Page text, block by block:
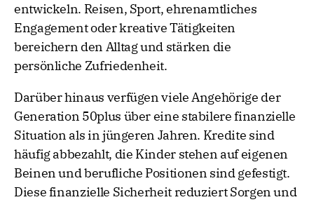
entwickeln. Reisen, Sport, ehrenamtliches
Engagement oder kreative Tätigkeiten
bereichern den Alltag und stärken die
persönliche Zufriedenheit.
Darüber hinaus verfügen viele Angehörige der
Generation 50plus über eine stabilere finanzielle
Situation als in jüngeren Jahren. Kredite sind
häufig abbezahlt, die Kinder stehen auf eigenen
Beinen und berufliche Positionen sind gefestigt.
Diese finanzielle Sicherheit reduziert Sorgen und